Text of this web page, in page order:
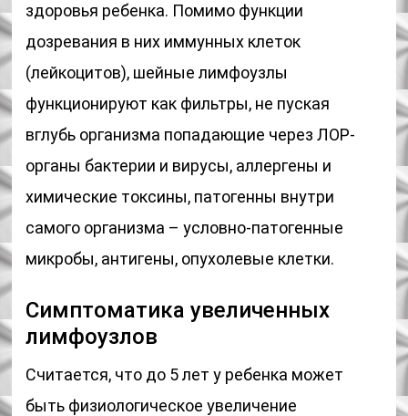
здоровья ребенка. Помимо функции
дозревания в них иммунных клеток
(лейкоцитов), шейные лимфоузлы
функционируют как фильтры, не пуская
вглубь организма попадающие через ЛОР-
органы бактерии и вирусы, аллергены и
химические токсины, патогенны внутри
самого организма – условно-патогенные
микробы, антигены, опухолевые клетки.
Симптоматика увеличенных
лимфоузлов
Считается, что до 5 лет у ребенка может
быть физиологическое увеличение